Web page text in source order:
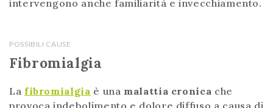
intervengono anche familiarità e invecchiamento.
POSSIBILI CAUSE
Fibromialgia
La fibromialgia è una malattia cronica che
provoca indebolimento e dolore diffuso a causa di